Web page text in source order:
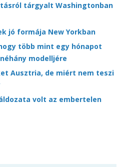
tárgyalt Washingtonban
jó formája New Yorkban
több mint egy hónapot
modelljére
Ausztria, de miért nem teszi
volt az embertelen